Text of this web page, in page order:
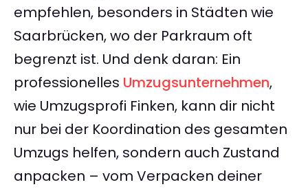
empfehlen, besonders in Städten wie
Saarbrücken, wo der Parkraum oft
begrenzt ist. Und denk daran: Ein
professionelles Umzugsunternehmen,
wie Umzugsprofi Finken, kann dir nicht
nur bei der Koordination des gesamten
Umzugs helfen, sondern auch Zustand
anpacken – vom Verpacken deiner